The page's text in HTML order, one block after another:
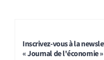
Inscrivez-vous à la
« Journal de l'économie »